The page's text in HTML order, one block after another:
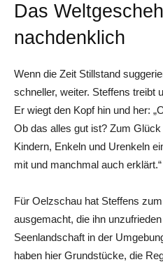
Das
nachdenklich
Wenn die Zeit Stillstand
schneller, weiter. Steffens treibt
Er wiegt den Kopf hin und her:
Ob das alles gut ist? Zum
Kindern, Enkeln und Urenkeln
mit und manchmal auch erklärt.“
Für Oelzschau hat Steffens
ausgemacht, die ihn
Seenlandschaft in der
haben hier Grundstücke, die